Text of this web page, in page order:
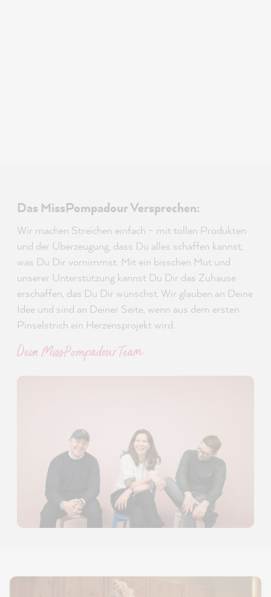
Das MissPompadour Versprechen:
Wir machen Streichen einfach – mit tollen Produkten
und der Überzeugung, dass Du alles schaffen kannst,
was Du Dir vornimmst. Mit ein bisschen Mut und
unserer Unterstützung kannst Du Dir das Zuhause
erschaffen, das Du Dir wünschst. Wir glauben an Deine
Idee und sind an Deiner Seite, wenn aus dem ersten
Pinselstrich ein Herzensprojekt wird.
Dein MissPompadour Team